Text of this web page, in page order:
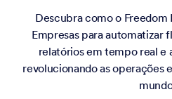
Descubra como o
Empresas para automatizar
relatórios em tempo real e
revolucionando as operações